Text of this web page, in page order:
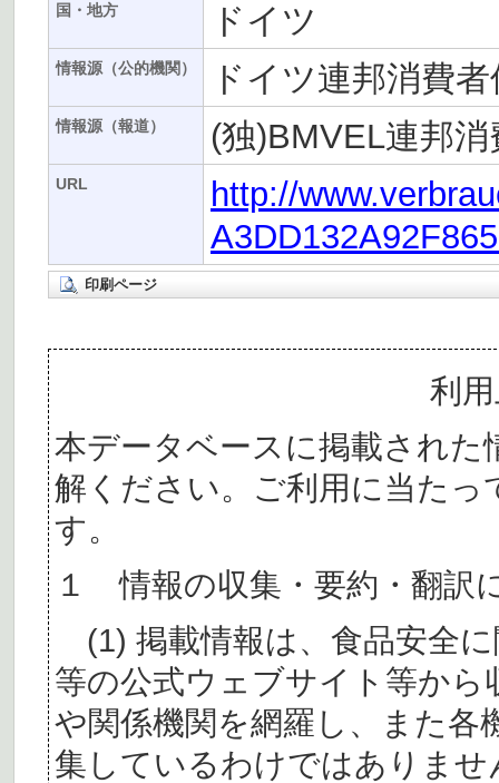
国・地方 ドイツ
情報源（公的機関） ドイツ連邦消費
情報源（報道） (独)BMVEL連邦
URL
http://
印刷ページ
利
本データベースに掲載された
解ください。ご利用に当た
す。
１ 情報の収集・要約・翻訳
(1) 掲載情報は、食品安全
等の公式ウェブサイト等か
や関係機関を網羅し、また各
集しているわけではありませ